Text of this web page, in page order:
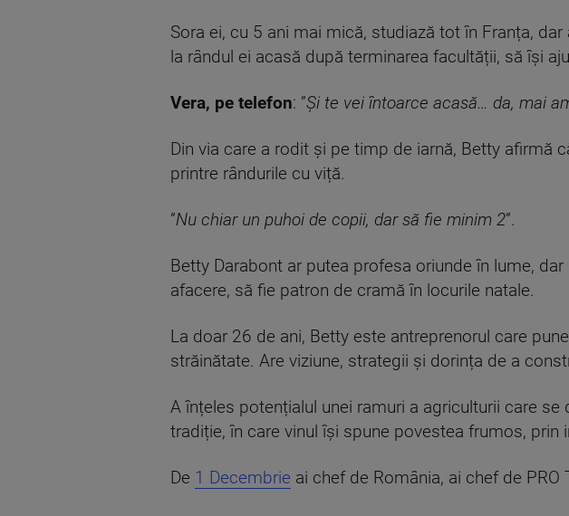
Sora ei, cu 5 ani mai mică, studiază tot în Franța,
la rândul ei acasă după terminarea facultății, să își
Vera, pe telefon: ”Și te vei întoarce acasă… da, mai
Din via care a rodit și pe timp de iarnă, Betty afirmă
printre rândurile cu viță.
”Nu chiar un puhoi de copii, dar să fie minim 2”.
Betty Darabont ar putea profesa oriunde în lume,
afacere, să fie patron de cramă în locurile natale.
La doar 26 de ani, Betty este antreprenorul care
străinătate. Are viziune, strategii și dorința de a
A înțeles potențialul unei ramuri a agriculturii care
tradiție, în care vinul își spune povestea frumos,
De 1 Decembrie ai chef de România, ai chef de PRO